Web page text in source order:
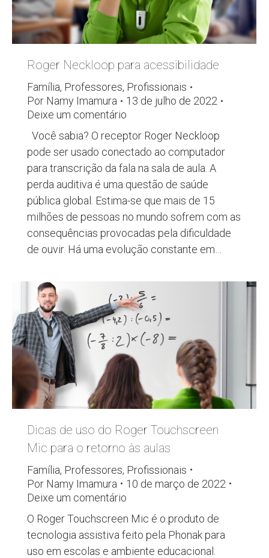
Roger Neckloop para acessibilidade
Família, Professores, Profissionais
Por Namy Imamura
13 de julho de 2022
Deixe um comentário
Você sabia? O receptor Roger Neckloop
pode ser usado conectado ao computador
para transcrição da fala na sala de aula. A
perda auditiva é uma questão de saúde
pública global. Estima-se que mais de 15
milhões de pessoas no mundo sofrem com as
consequências provocadas pela dificuldade
de ouvir. Há uma evolução constante em…
Dicas de uso do Roger Touchscreen
Mic para o retorno às aulas
Família, Professores, Profissionais
Por Namy Imamura
10 de março de 2022
Deixe um comentário
O Roger Touchscreen Mic é o produto de
tecnologia assistiva feito pela Phonak para
uso em escolas e ambiente educacional.